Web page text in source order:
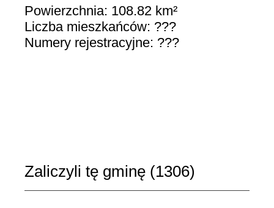
Powierzchnia: 108.82 km²
Liczba mieszkańców: ???
Numery rejestracyjne: ???
Zaliczyli tę gminę (1306)